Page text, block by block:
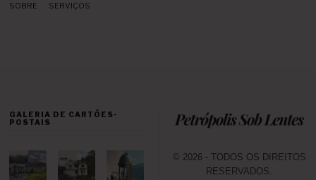
SOBRE SERVIÇOS
GALERIA DE CARTÕES-
POSTAIS
© 2026 - TODOS OS DIREITOS
RESERVADOS.